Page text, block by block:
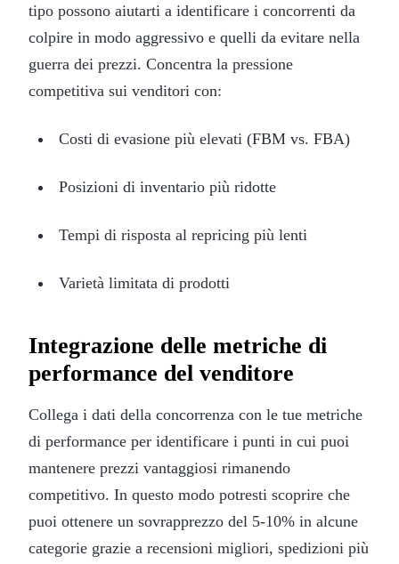
tipo possono aiutarti a identificare i concorrenti da
colpire in modo aggressivo e quelli da evitare nella
guerra dei prezzi. Concentra la pressione
competitiva sui venditori con:
Costi di evasione più elevati (FBM vs. FBA)
Posizioni di inventario più ridotte
Tempi di risposta al repricing più lenti
Varietà limitata di prodotti
Integrazione delle metriche di
performance del venditore
Collega i dati della concorrenza con le tue metriche
di performance per identificare i punti in cui puoi
mantenere prezzi vantaggiosi rimanendo
competitivo. In questo modo potresti scoprire che
puoi ottenere un sovrapprezzo del 5-10% in alcune
categorie grazie a recensioni migliori, spedizioni più